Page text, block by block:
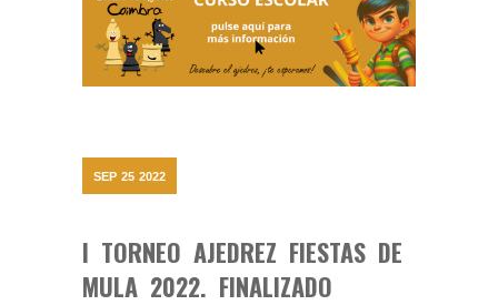
SEP 25 2022
I TORNEO AJEDREZ FIESTAS DE
MULA 2022. FINALIZADO